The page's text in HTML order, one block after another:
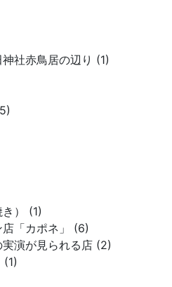
社赤鳥居の辺り (1)
） (1)
「カポネ」 (6)
演が見られる店 (2)
(1)